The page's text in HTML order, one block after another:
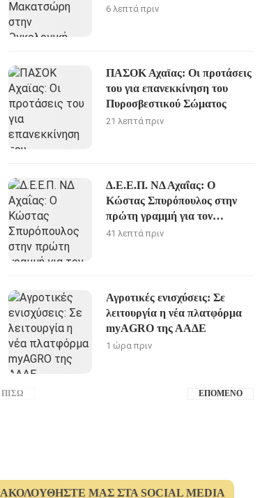
ΠΓΝΠ
6 λεπτά πριν
ΠΑΣΟΚ Αχαϊας: Οι προτάσεις
του για επανεκκίνηση του
Πυροσβεστικού Σώματος
21 λεπτά πριν
Δ.Ε.Ε.Π. ΝΔ Αχαΐας: Ο
Κώστας Σπυρόπουλος στην
πρώτη γραμμή για τον
Αγροτικό Τομέα
41 λεπτά πριν
Αγροτικές ενισχύσεις: Σε
λειτουργία η νέα πλατφόρμα
myAGRO της ΑΑΔΕ
1 ώρα πριν
ΠΊΣΩ ΕΠΌΜΕΝΟ
ΑΚΟΛΟΥΘΉΣΤΕ ΜΑΣ ΣΤΑ SOCIAL MEDIA